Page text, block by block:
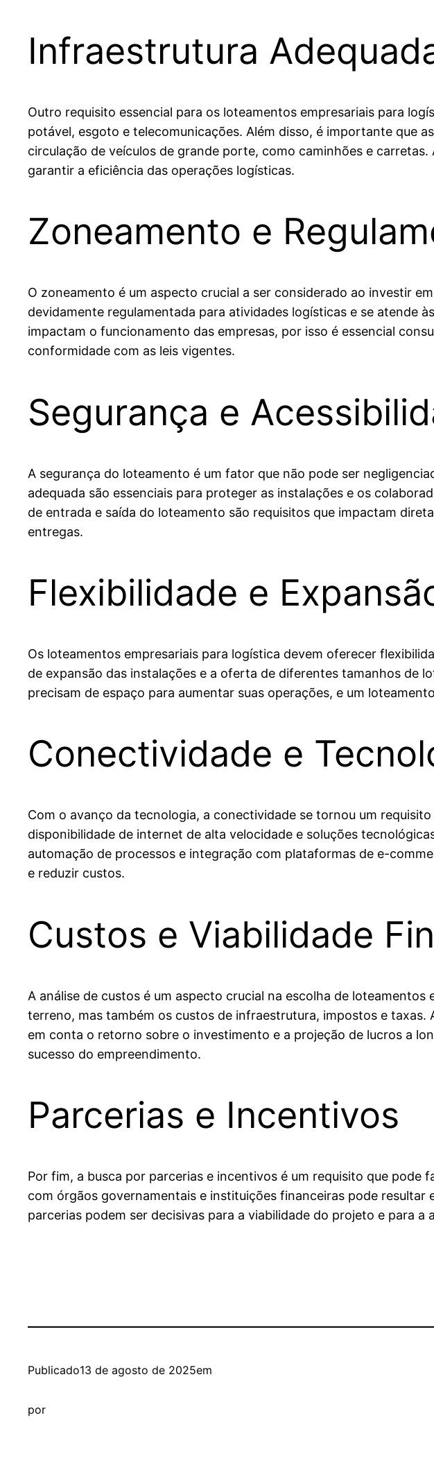
Infraestrutura
Outro requisito essencial para os loteamentos empresariais para
potável, esgoto e telecomunicações. Além disso, é importante que
circulação de veículos de grande porte, como caminhões e
garantir a eficiência das operações logísticas.
Zoneamento e
O zoneamento é um aspecto crucial a ser considerado ao investir
devidamente regulamentada para atividades logísticas e se atende
impactam o funcionamento das empresas, por isso é essencial
conformidade com as leis vigentes.
Segurança e
A segurança do loteamento é um fator que não pode ser
adequada são essenciais para proteger as instalações e os
de entrada e saída do loteamento são requisitos que impactam
entregas.
Flexibilidade e
Os loteamentos empresariais para logística devem oferecer
de expansão das instalações e a oferta de diferentes tamanhos de
precisam de espaço para aumentar suas operações, e um
Conectividade e
Com o avanço da tecnologia, a conectividade se tornou um
disponibilidade de internet de alta velocidade e soluções
automação de processos e integração com plataformas de e-
e reduzir custos.
Custos e Viabilidade
A análise de custos é um aspecto crucial na escolha de
terreno, mas também os custos de infraestrutura, impostos e
em conta o retorno sobre o investimento e a projeção de lucros a
sucesso do empreendimento.
Parcerias e Incentivos
Por fim, a busca por parcerias e incentivos é um requisito que
com órgãos governamentais e instituições financeiras pode resultar
parcerias podem ser decisivas para a viabilidade do projeto e para
Publicado13 de agosto de 2025em
por